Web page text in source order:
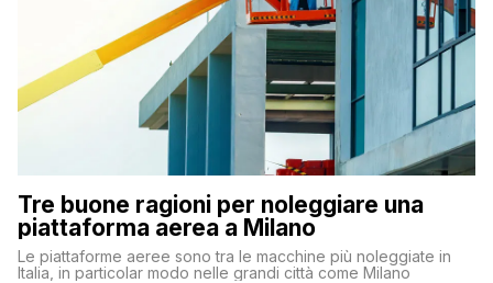
Tre buone ragioni per noleggiare una
piattaforma aerea a Milano
Le piattaforme aeree sono tra le macchine più noleggiate in
Italia, in particolar modo nelle grandi città come Milano